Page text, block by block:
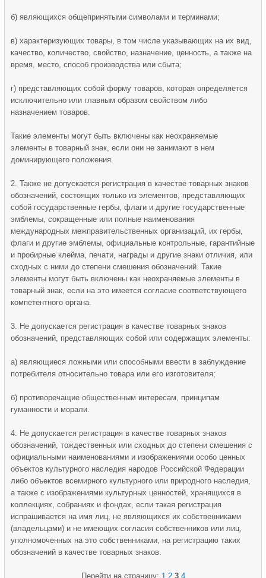
б) являющихся общепринятыми символами и терминами;
в) характеризующих товары, в том числе указывающих на их вид,
качество, количество, свойство, назначение, ценность, а также на
время, место, способ производства или сбыта;
г) представляющих собой форму товаров, которая определяется
исключительно или главным образом свойством либо
назначением товаров.
Такие элементы могут быть включены как неохраняемые
элементы в товарный знак, если они не занимают в нем
доминирующего положения.
2. Также не допускается регистрация в качестве товарных знаков
обозначений, состоящих только из элементов, представляющих
собой государственные гербы, флаги и другие государственные
эмблемы, сокращенные или полные наименования
международных межправительственных организаций, их гербы,
флаги и другие эмблемы, официальные контрольные, гарантийные
и пробирные клейма, печати, награды и другие знаки отличия, или
сходных с ними до степени смешения обозначений. Такие
элементы могут быть включены как неохраняемые элементы в
товарный знак, если на это имеется согласие соответствующего
компетентного органа.
3. Не допускается регистрация в качестве товарных знаков
обозначений, представляющих собой или содержащих элементы:
а) являющиеся ложными или способными ввести в заблуждение
потребителя относительно товара или его изготовителя;
б) противоречащие общественным интересам, принципам
гуманности и морали.
4. Не допускается регистрация в качестве товарных знаков
обозначений, тождественных или сходных до степени смешения с
официальными наименованиями и изображениями особо ценных
объектов культурного наследия народов Российской Федерации
либо объектов всемирного культурного или природного наследия,
а также с изображениями культурных ценностей, хранящихся в
коллекциях, собраниях и фондах, если такая регистрация
испрашивается на имя лиц, не являющихся их собственниками
(владельцами) и не имеющих согласия собственников или лиц,
уполномоченных на это собственниками, на регистрацию таких
обозначений в качестве товарных знаков.
Перейти на страницу: 1 2 3 4